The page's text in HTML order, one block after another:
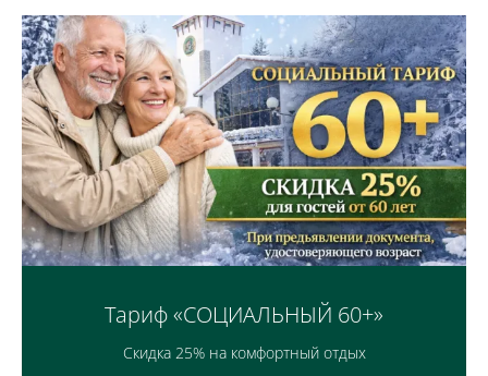
Тариф «СОЦИАЛЬНЫЙ 60+»
Скидка 25% на комфортный отдых